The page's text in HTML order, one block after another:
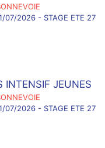
07/2026 - STAGE ETE 27
INTENSIF JEUNES
07/2026 - STAGE ETE 27